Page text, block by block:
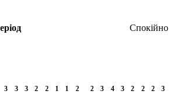
Спокійно
3 3 3 2 2 1 1 2 2 3 4 3 2 2 2 3